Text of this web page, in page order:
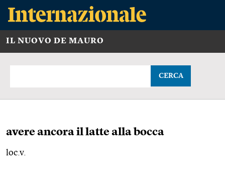
IL NUOVO DE MAURO
CERCA
avere ancora il latte alla bocca
loc.v.